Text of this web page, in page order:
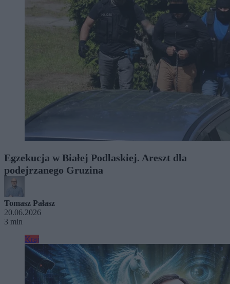
Egzekucja w Białej Podlaskiej. Areszt dla
podejrzanego Gruzina
Tomasz Pałasz
20.06.2026
3 min
Kraj